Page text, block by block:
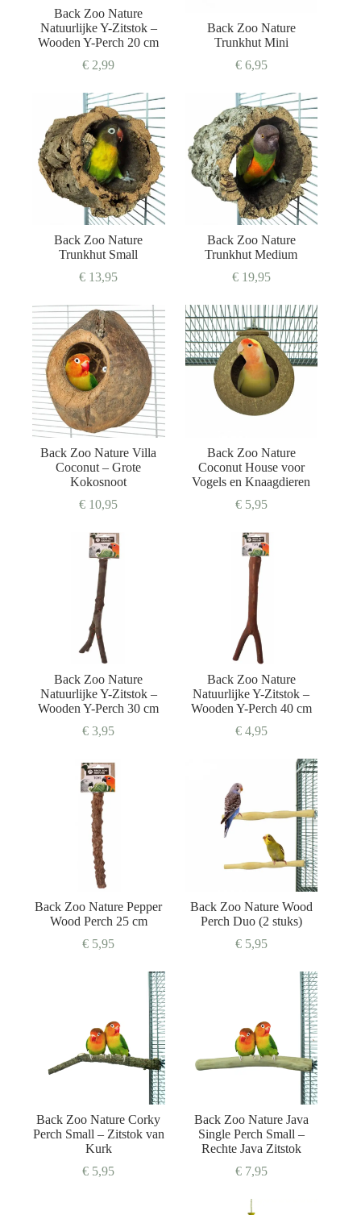
Back Zoo Nature
Natuurlijke Y-Zitstok –
Wooden Y-Perch 20 cm
€ 2,99
Back Zoo Nature
Trunkhut Mini
€6,95
Back Zoo Nature
Trunkhut Small
€ 13,95
Back Zoo Nature
Trunkhut Medium
€19,95
Back Zoo Nature Villa
Coconut – Grote
Kokosnoot
€ 10,95
Back Zoo Nature
Coconut House voor
Vogels en Knaagdieren
€5,95
Back Zoo Nature
Natuurlijke Y-Zitstok –
Wooden Y-Perch 30 cm
€ 3,95
Back Zoo Nature
Natuurlijke Y-Zitstok –
Wooden Y-Perch 40 cm
€4,95
Back Zoo Nature Pepper
Wood Perch 25 cm
€ 5,95
Back Zoo Nature Wood
Perch Duo (2 stuks)
€5,95
Back Zoo Nature Corky
Perch Small – Zitstok van
Kurk
€ 5,95
Back Zoo Nature Java
Single Perch Small –
Rechte Java Zitstok
€7,95